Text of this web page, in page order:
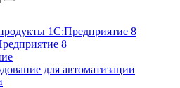
1С:Предприятие 8
8
для автоматизации